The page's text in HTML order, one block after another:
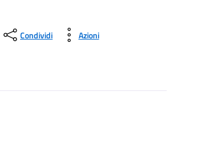
Condividi Azioni